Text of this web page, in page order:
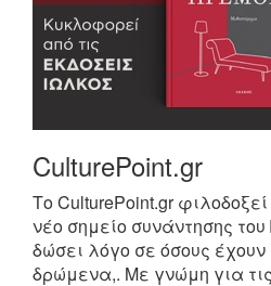
CulturePoint.gr
Το CulturePoint.gr
νέο σημείο συνάντησης
δώσει λόγο σε όσους
δρώμενα,. Με γνώμη για